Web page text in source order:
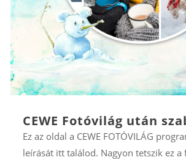
CEWE Fotóvilág után
Ez az oldal a CEWE FOTÓVILÁG
leírását itt találod. Nagyon tetszik ez a